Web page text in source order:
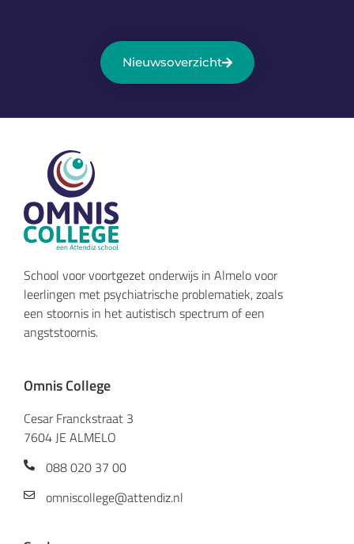
Nieuwsoverzicht
School voor voortgezet onderwijs in Almelo voor
leerlingen met psychiatrische problematiek, zoals
een stoornis in het autistisch spectrum of een
angststoornis.
Omnis College
Cesar Franckstraat 3
7604 JE ALMELO
088 020 37 00
omniscollege@attendiz.nl